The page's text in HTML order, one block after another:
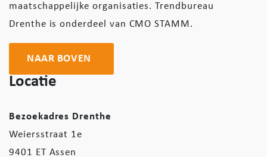
maatschappelijke organisaties. Trendbureau
Drenthe is onderdeel van CMO STAMM.
NAAR BOVEN
Locatie
Bezoekadres Drenthe
Weiersstraat 1e
9401 ET Assen